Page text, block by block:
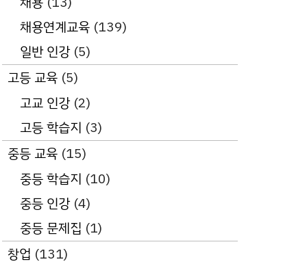
채용연계교육 (139)
일반 인강(5)
고등 교육 (5)
고교 인강(2)
고등 학습지 (3)
중등 교육 (15)
중등 학습지 (10)
중등 인강(4)
중등 문제집 (1)
창업 (131)